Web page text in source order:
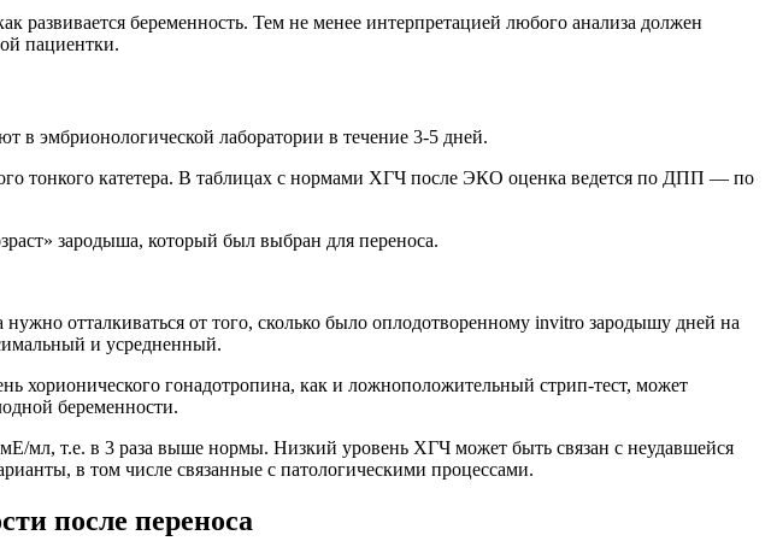
беременность. Тем не менее интерпретацией любого анализа должен
пациентки.
в эмбрионологической лаборатории в течение 3-5 дней.
тонкого катетера. В таблицах с нормами ХГЧ после ЭКО оценка ведется по ДПП — по
зародыша, который был выбран для переноса.
отталкиваться от того, сколько было оплодотворенному invitro зародышу дней на
и усредненный.
хорионического гонадотропина, как и ложноположительный стрип-тест, может
беременности.
мл, т.е. в 3 раза выше нормы. Низкий уровень ХГЧ может быть связан с неудавшейся
в том числе связанные с патологическими процессами.
после переноса